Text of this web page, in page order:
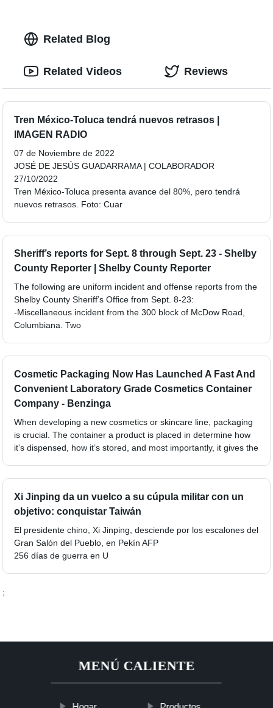
Related Blog
Tren México-Toluca tendrá nuevos retrasos |
IMAGEN RADIO
07 de Noviembre de 2022
JOSÉ DE JESÚS GUADARRAMA | COLABORADOR
27/10/2022
Tren México-Toluca presenta avance del 80%, pero tendrá
nuevos retrasos. Foto: Cuar
Sheriff’s reports for Sept. 8 through Sept. 23 - Shelby
County Reporter | Shelby County Reporter
The following are uniform incident and offense reports from the
Shelby County Sheriff’s Office from Sept. 8-23:
-Miscellaneous incident from the 300 block of McDow Road,
Columbiana. Two
Cosmetic Packaging Now Has Launched A Fast And
Convenient Laboratory Grade Cosmetics Container
Company - Benzinga
When developing a new cosmetics or skincare line, packaging
is crucial. The container a product is placed in determine how
it’s dispensed, how it’s stored, and most importantly, it gives the
Xi Jinping da un vuelco a su cúpula militar con un
objetivo: conquistar Taiwán
El presidente chino, Xi Jinping, desciende por los escalones del
Gran Salón del Pueblo, en Pekín AFP
256 días de guerra en U
;
Related Videos Reviews
MENÚ CALIENTE